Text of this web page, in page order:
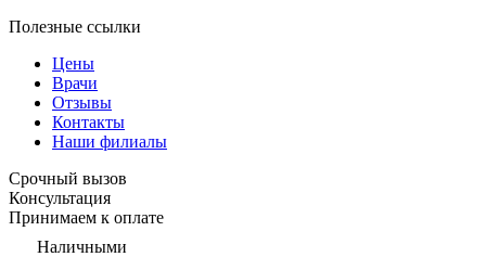
Полезные ссылки
Цены
Врачи
Отзывы
Контакты
Наши филиалы
Срочный вызов
Консультация
Принимаем к оплате
Наличными